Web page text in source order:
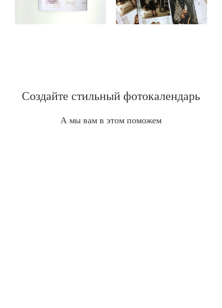
Создайте стильный фотокалендарь
А мы вам в этом поможем